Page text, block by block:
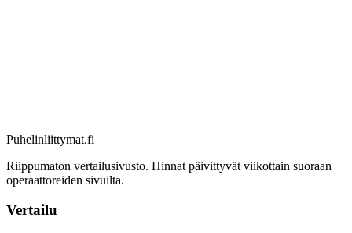
Puhelinliittymat.fi
Riippumaton vertailusivusto. Hinnat päivittyvät viikottain suoraan
operaattoreiden sivuilta.
Vertailu